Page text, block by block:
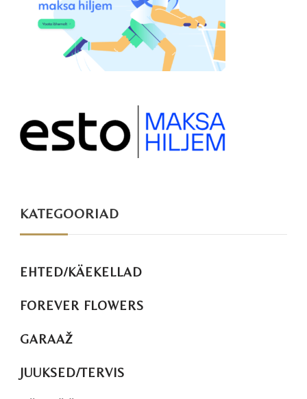
KATEGOORIAD
EHTED/KÄEKELLAD
FOREVER FLOWERS
GARAAŽ
JUUKSED/TERVIS